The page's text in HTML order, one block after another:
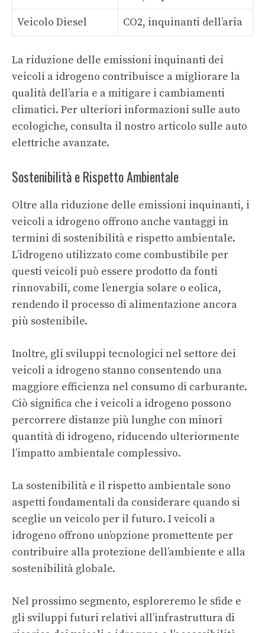
Veicolo Diesel
CO2, inquinanti dell’aria
La riduzione delle emissioni inquinanti dei
veicoli a idrogeno contribuisce a migliorare la
qualità dell’aria e a mitigare i cambiamenti
climatici. Per ulteriori informazioni sulle auto
ecologiche, consulta il nostro articolo sulle auto
elettriche avanzate.
Sostenibilità e Rispetto Ambientale
Oltre alla riduzione delle emissioni inquinanti, i
veicoli a idrogeno offrono anche vantaggi in
termini di sostenibilità e rispetto ambientale.
L’idrogeno utilizzato come combustibile per
questi veicoli può essere prodotto da fonti
rinnovabili, come l’energia solare o eolica,
rendendo il processo di alimentazione ancora
più sostenibile.
Inoltre, gli sviluppi tecnologici nel settore dei
veicoli a idrogeno stanno consentendo una
maggiore efficienza nel consumo di carburante.
Ciò significa che i veicoli a idrogeno possono
percorrere distanze più lunghe con minori
quantità di idrogeno, riducendo ulteriormente
l’impatto ambientale complessivo.
La sostenibilità e il rispetto ambientale sono
aspetti fondamentali da considerare quando si
sceglie un veicolo per il futuro. I veicoli a
idrogeno offrono un’opzione promettente per
contribuire alla protezione dell’ambiente e alla
sostenibilità globale.
Nel prossimo segmento, esploreremo le sfide e
gli sviluppi futuri relativi all’infrastruttura di